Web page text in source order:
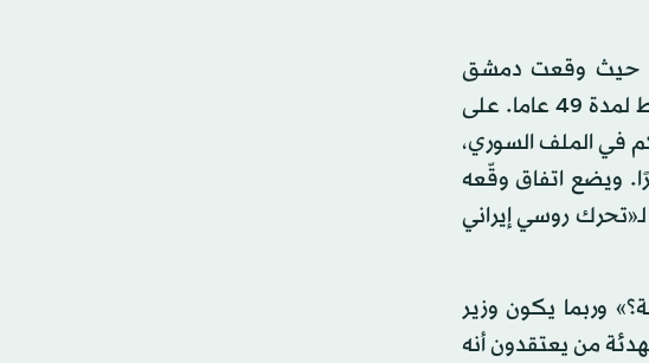
حيث وقعت دمشق
وموسكو اتفاقًا يتم بموجبه منح روسيا حق استئجار قواعد جوية بحرية في طرطوس في البحر المتوسط لمدة 49 عاما. على
في الملف السوري،
ويضع اتفاق وقّعه
روسي إيراني
وربما يكون وزير
من يعتقدون أنه